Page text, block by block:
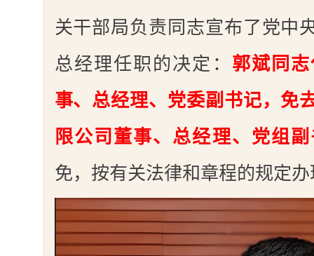
关干部局负责同志宣布了党中
总经理任职的决定： 郭斌同
事、总经理、党委副书记，免
限公司董事、总经理、党组
免，按有关法律和章程的规定办